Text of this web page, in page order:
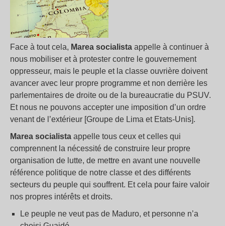
Face à tout cela, Marea socialista appelle à continuer à
nous mobiliser et à protester contre le gouvernement
oppresseur, mais le peuple et la classe ouvrière doivent
avancer avec leur propre programme et non derrière les
parlementaires de droite ou de la bureaucratie du PSUV.
Et nous ne pouvons accepter une imposition d’un ordre
venant de l’extérieur [Groupe de Lima et Etats-Unis].
Marea socialista appelle tous ceux et celles qui
comprennent la nécessité de construire leur propre
organisation de lutte, de mettre en avant une nouvelle
référence politique de notre classe et des différents
secteurs du peuple qui souffrent. Et cela pour faire valoir
nos propres intérêts et droits.
Le peuple ne veut pas de Maduro, et personne n’a